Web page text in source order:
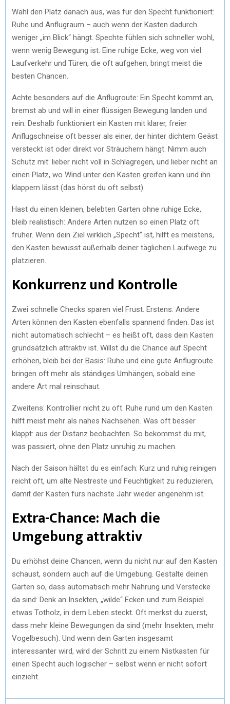
Wähl den Platz danach aus, was für den Specht funktioniert:
Ruhe und Anflugraum – auch wenn der Kasten dadurch
weniger „im Blick“ hängt. Spechte fühlen sich schneller wohl,
wenn wenig Bewegung ist. Eine ruhige Ecke, weg von viel
Laufverkehr und Türen, die oft aufgehen, bringt meist die
besten Chancen.
Achte besonders auf die Anflugroute: Ein Specht kommt an,
bremst ab und will in einer flüssigen Bewegung landen und
rein. Deshalb funktioniert ein Kasten mit klarer, freier
Anflugschneise oft besser als einer, der hinter dichtem Geäst
versteckt ist oder direkt vor Sträuchern hängt. Nimm auch
Schutz mit: lieber nicht voll in Schlagregen, und lieber nicht an
einen Platz, wo Wind unter den Kasten greifen kann und ihn
klappern lässt (das hörst du oft selbst).
Hast du einen kleinen, belebten Garten ohne ruhige Ecke,
bleib realistisch: Andere Arten nutzen so einen Platz oft
früher. Wenn dein Ziel wirklich „Specht“ ist, hilft es meistens,
den Kasten bewusst außerhalb deiner täglichen Laufwege zu
platzieren.
Konkurrenz und Kontrolle
Zwei schnelle Checks sparen viel Frust. Erstens: Andere
Arten können den Kasten ebenfalls spannend finden. Das ist
nicht automatisch schlecht – es heißt oft, dass dein Kasten
grundsätzlich attraktiv ist. Willst du die Chance auf Specht
erhöhen, bleib bei der Basis: Ruhe und eine gute Anflugroute
bringen oft mehr als ständiges Umhängen, sobald eine
andere Art mal reinschaut.
Zweitens: Kontrollier nicht zu oft. Ruhe rund um den Kasten
hilft meist mehr als nahes Nachsehen. Was oft besser
klappt: aus der Distanz beobachten. So bekommst du mit,
was passiert, ohne den Platz unruhig zu machen.
Nach der Saison hältst du es einfach: Kurz und ruhig reinigen
reicht oft, um alte Nestreste und Feuchtigkeit zu reduzieren,
damit der Kasten fürs nächste Jahr wieder angenehm ist.
Extra-Chance: Mach die
Umgebung attraktiv
Du erhöhst deine Chancen, wenn du nicht nur auf den Kasten
schaust, sondern auch auf die Umgebung. Gestalte deinen
Garten so, dass automatisch mehr Nahrung und Verstecke
da sind: Denk an Insekten, „wilde“ Ecken und zum Beispiel
etwas Totholz, in dem Leben steckt. Oft merkst du zuerst,
dass mehr kleine Bewegungen da sind (mehr Insekten, mehr
Vogelbesuch). Und wenn dein Garten insgesamt
interessanter wird, wird der Schritt zu einem Nistkasten für
einen Specht auch logischer – selbst wenn er nicht sofort
einzieht.